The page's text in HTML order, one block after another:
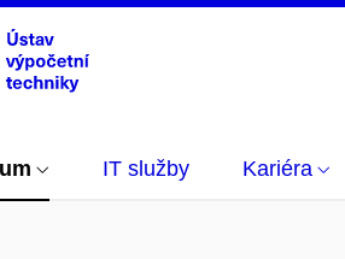
IT služby Kariéra